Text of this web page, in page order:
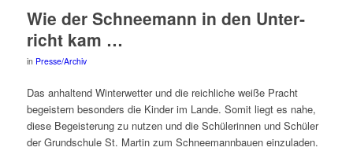
Wie der Schnee­mann in den Unter­
richt kam …
in Presse/Archiv
Das anhal­tend Win­ter­wet­ter und die reich­li­che wei­ße Pracht
begeis­tern beson­ders die Kin­der im Lan­de. Somit liegt es nahe,
die­se Begeis­te­rung zu nut­zen und die Schü­le­rin­nen und Schü­ler
der Grund­schu­le St. Mar­tin zum Schnee­mann­bau­en einzuladen.